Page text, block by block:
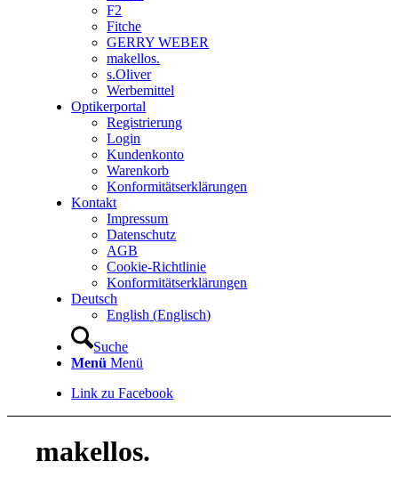
F2
Fitche
GERRY WEBER
makellos.
s.Oliver
Werbemittel
Optikerportal
Registrierung
Login
Kundenkonto
Warenkorb
Konformitätserklärungen
Kontakt
Impressum
Datenschutz
AGB
Cookie-Richtlinie
Konformitätserklärungen
Deutsch
English (Englisch)
Suche
Menü Menü
Link zu Facebook
makellos.